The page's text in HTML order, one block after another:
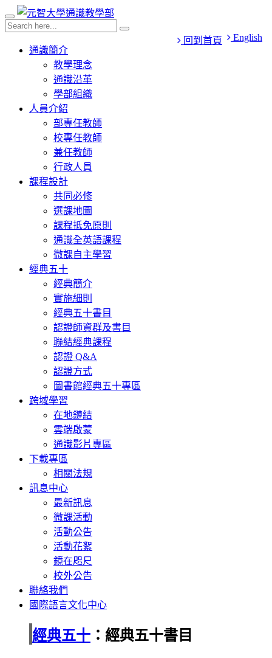
English
回到首頁
通識簡介
教學理念
通識沿革
學部組織
人員介紹
部專任教師
校專任教師
兼任教師
行政人員
課程設計
共同必修
選課地圖
課程抵免原則
通識全英語課程
微課自主學習
經典五十
經典簡介
實施細則
經典五十書目
認證師資群及書目
聯結經典課程
認證 Q&A
認證方式
圖書館經典五十專區
跨域學習
在地鏈結
雲端啟蒙
通識影片專區
下載專區
相關法規
訊息中心
最新訊息
微課活動
活動公告
活動花絮
鏡在咫尺
校外公告
聯絡我們
國際語言文化中心
經典五十 ：經典五十書目